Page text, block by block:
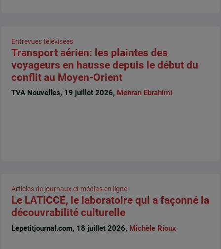
Entrevues télévisées
Transport aérien: les plaintes des
voyageurs en hausse depuis le début du
conflit au Moyen-Orient
TVA Nouvelles, 19 juillet 2026, Mehran Ebrahimi
Articles de journaux et médias en ligne
Le LATICCE, le laboratoire qui a façonné la
découvrabilité culturelle
Lepetitjournal.com, 18 juillet 2026, Michèle Rioux